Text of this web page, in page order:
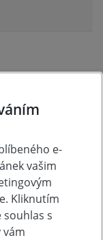
pomožte tak
e-
vašim
Kliknutím
souhlas s
vám